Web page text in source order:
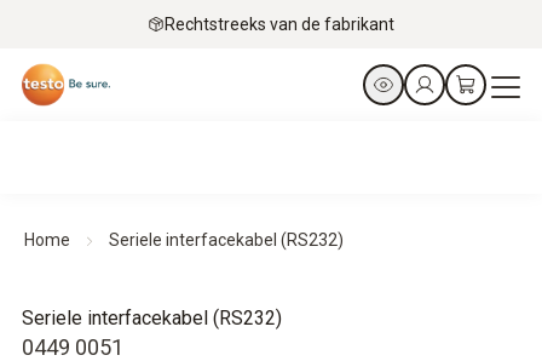
Rechtstreeks van de fabrikant
Home Seriele interfacekabel (RS232)
0449 0051
Seriele interfacekabel (RS232)